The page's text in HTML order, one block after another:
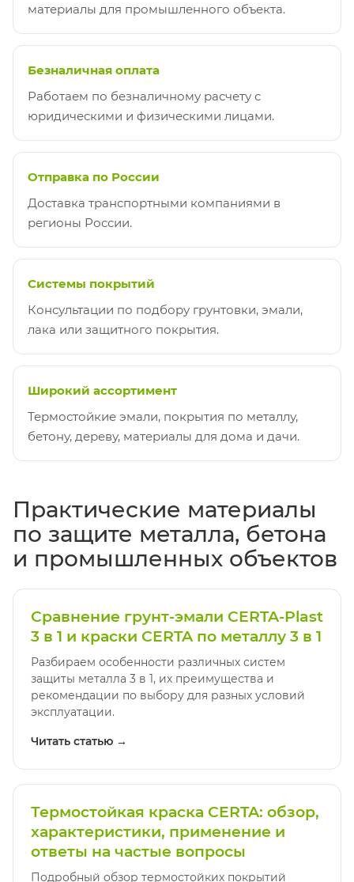
материалы для промышленного объекта.
Безналичная оплата
Работаем по безналичному расчету с
юридическими и физическими лицами.
Отправка по России
Доставка транспортными компаниями в
регионы России.
Системы покрытий
Консультации по подбору грунтовки, эмали,
лака или защитного покрытия.
Широкий ассортимент
Термостойкие эмали, покрытия по металлу,
бетону, дереву, материалы для дома и дачи.
Практические материалы
по защите металла, бетона
и промышленных объектов
Сравнение грунт-эмали CERTA-Plast
3 в 1 и краски CERTA по металлу 3 в 1
Разбираем особенности различных систем
защиты металла 3 в 1, их преимущества и
рекомендации по выбору для разных условий
эксплуатации.
Читать статью →
Термостойкая краска CERTA: обзор,
характеристики, применение и
ответы на частые вопросы
Подробный обзор термостойких покрытий